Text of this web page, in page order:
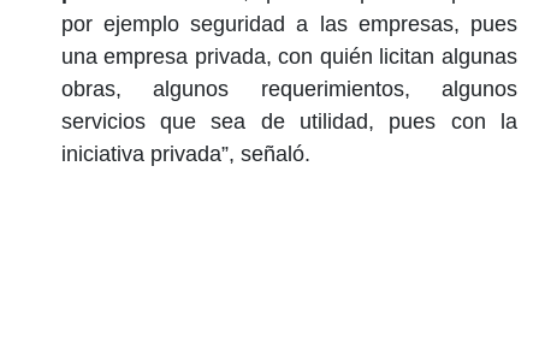
por ejemplo seguridad a las empresas, pues
una empresa privada, con quién licitan algunas
obras, algunos requerimientos, algunos
servicios que sea de utilidad, pues con la
iniciativa privada”, señaló.